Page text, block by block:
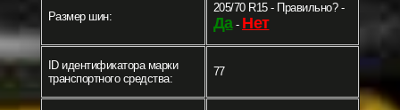
Размер шин:
205/70 R15 - Правильно? -
Да- Нет
ID идентификатора марки
транспортного средства:
77